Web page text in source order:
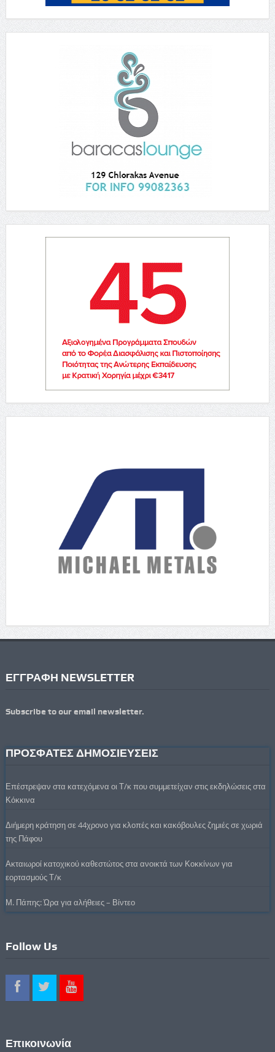
ΕΓΓΡΑΦΗ NEWSLETTER
Subscribe to our email newsletter.
ΠΡΟΣΦΑΤΕΣ ΔΗΜΟΣΙΕΥΣΕΙΣ
Επέστρεψαν στα κατεχόμενα οι Τ/κ που συμμετείχαν στις εκδηλώσεις στα
Κόκκινα
Διήμερη κράτηση σε 44χρονο για κλοπές και κακόβουλες ζημιές σε χωριά
της Πάφου
Ακταιωροί κατοχικού καθεστώτος στα ανοικτά των Κοκκίνων για
εορτασμούς Τ/κ
Μ. Πάπης: Ώρα για αλήθειες – Βίντεο
Follow Us
Επικοινωνία